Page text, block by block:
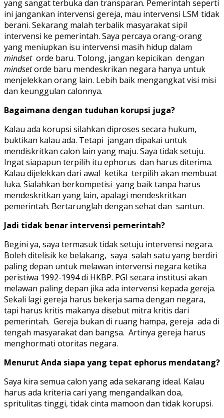
yang sangat terbuka dan transparan. Pemerintah seperti
ini jangankan intervensi gereja, mau intervensi LSM tidak
berani. Sekarang malah terbalik masyarakat sipil
intervensi ke pemerintah. Saya percaya orang-orang
yang meniupkan isu intervensi masih hidup dalam
mindsetorde baru. Tolong, jangan kepicikan dengan
mindsetorde baru mendeskrikan negara hanya untuk
menjelekkan orang lain. Lebih baik mengangkat visi misi
dan keunggulan calonnya.
Bagaimana dengan tuduhan korupsi juga?
Kalau ada korupsi silahkan diproses secara hukum,
buktikan kalau ada. Tetapi jangan dipakai untuk
mendiskritkan calon lain yang maju. Saya tidak setuju.
Ingat siapapun terpilih itu ephorus dan harus diterima.
Kalau dijelekkan dari awal ketika terpilih akan membuat
luka. Sialahkan berkompetisi yang baik tanpa harus
mendeskritkan yang lain, apalagi mendeskritkan
pemerintah. Bertarunglah dengan sehat dan santun.
Jadi tidak benar intervensi pemerintah?
Begini ya, saya termasuk tidak setuju intervensi negara.
Boleh ditelisik ke belakang, saya salah satu yang berdiri
paling depan untuk melawan intervensi negara ketika
peristiwa 1992-1994 di HKBP. PGI secara institusi akan
melawan paling depan jika ada intervensi kepada gereja.
Sekali lagi gereja harus bekerja sama dengan negara,
tapi harus kritis makanya disebut mitra kritis dari
pemerintah. Gereja bukan di ruang hampa, gereja ada di
tengah masyarakat dan bangsa. Artinya gereja harus
menghormati otoritas negara.
Menurut Anda siapa yang tepat ephorus mendatang?
Saya kira semua calon yang ada sekarang ideal. Kalau
harus ada kriteria cari yang mengandalkan doa,
spritulitas tinggi, tidak cinta mamoon dan tidak korupsi.